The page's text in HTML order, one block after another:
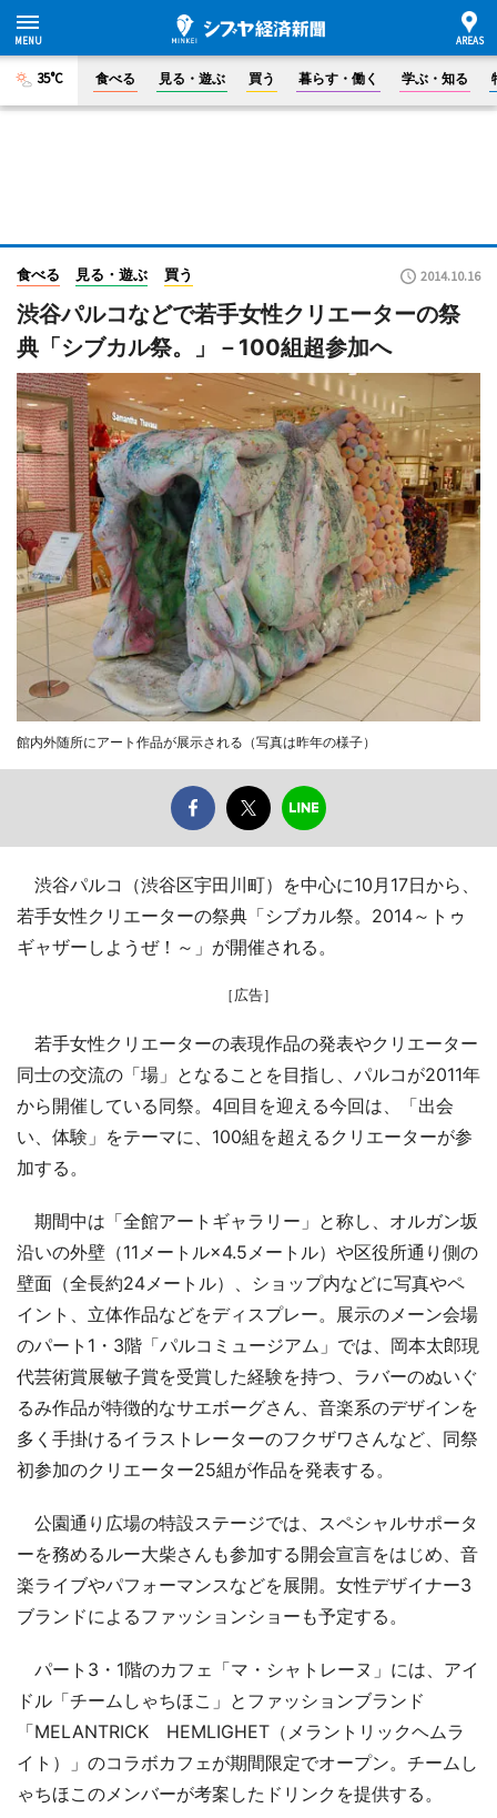
35°C 食べる 見る・遊ぶ 買う 暮らす・働く 学ぶ・知る
食べる 見る・遊ぶ 買う 2014.10.16
渋谷パルコなどで若手女性クリエーターの祭
典「シブカル祭。」－100組超参加へ
館内外随所にアート作品が展示される（写真は昨年の様子）
渋谷パルコ（渋谷区宇田川町）を中心に10月17日から、
若手女性クリエーターの祭典「シブカル祭。2014～トゥ
ギャザーしようぜ！～」が開催される。
［広告］
若手女性クリエーターの表現作品の発表やクリエーター
同士の交流の「場」となることを目指し、パルコが2011年
から開催している同祭。4回目を迎える今回は、「出会
い、体験」をテーマに、100組を超えるクリエーターが参
加する。
期間中は「全館アートギャラリー」と称し、オルガン坂
沿いの外壁（11メートル×4.5メートル）や区役所通り側の
壁面（全長約24メートル）、ショップ内などに写真やペ
イント、立体作品などをディスプレー。展示のメーン会場
のパート1・3階「パルコミュージアム」では、岡本太郎現
代芸術賞展敏子賞を受賞した経験を持つ、ラバーのぬいぐ
るみ作品が特徴的なサエボーグさん、音楽系のデザインを
多く手掛けるイラストレーターのフクザワさんなど、同祭
初参加のクリエーター25組が作品を発表する。
公園通り広場の特設ステージでは、スペシャルサポータ
ーを務めるルー大柴さんも参加する開会宣言をはじめ、音
楽ライブやパフォーマンスなどを展開。女性デザイナー3
ブランドによるファッションショーも予定する。
パート3・1階のカフェ「マ・シャトレーヌ」には、アイ
ドル「チームしゃちほこ」とファッションブランド
「MELANTRICK HEMLIGHET（メラントリックヘムラ
イト）」のコラボカフェが期間限定でオープン。チームし
ゃちほこのメンバーが考案したドリンクを提供する。